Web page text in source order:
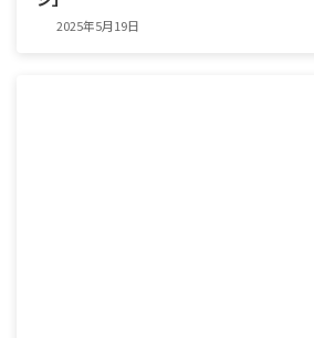
2025年5月19日